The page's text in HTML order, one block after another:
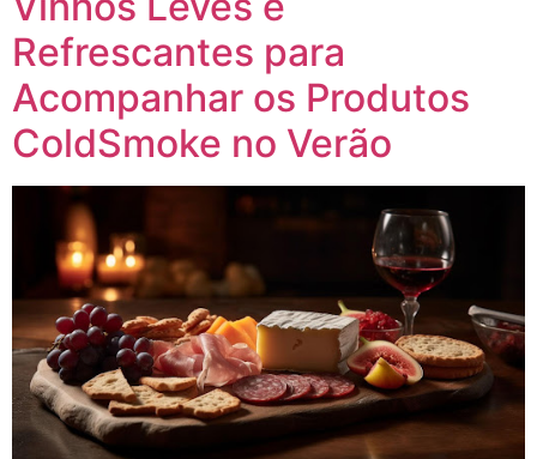
Refrescantes para
Acompanhar os Produtos
ColdSmoke no Verão